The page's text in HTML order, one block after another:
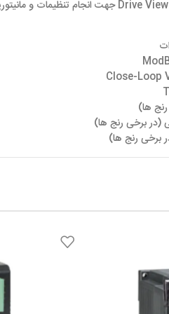
Driveجهت انجام تنظیمات و
Close-Loop
ها)
(در برخی رنج ها)
برخی رنج ها)